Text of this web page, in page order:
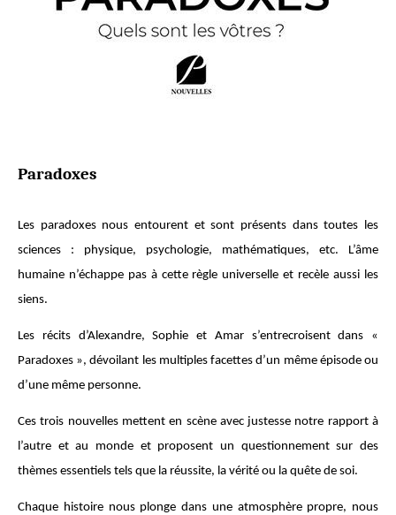
Paradoxes
Les paradoxes nous entourent et sont présents dans toutes les
sciences : physique, psychologie, mathématiques, etc. L’âme
humaine n’échappe pas à cette règle universelle et recèle aussi les
siens.
Les récits d’Alexandre, Sophie et Amar s’entrecroisent dans «
Paradoxes », dévoilant les multiples facettes d’un même épisode ou
d’une même personne.
Ces trois nouvelles mettent en scène avec justesse notre rapport à
l’autre et au monde et proposent un questionnement sur des
thèmes essentiels tels que la réussite, la vérité ou la quête de soi.
Chaque histoire nous plonge dans une atmosphère propre, nous